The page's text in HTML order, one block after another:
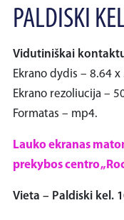
PALDISKI
Vidutiniškai
Ekrano dydis – 8.64
Ekrano rezoliucija –
Formatas – mp4.
Lauko ekranas
prekybos centro
Vieta – Paldiski kel.